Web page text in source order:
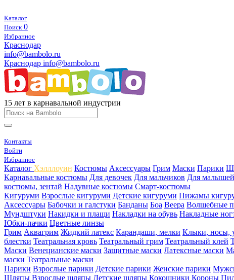
Каталог
Поиск 0
Избранное
Краснодар
info@bambolo.ru
Краснодар info@bambolo.ru
15 лет в карнавальной индустрии
Контакты
Войти
Избранное
Каталог Хэлллоуин Костюмы Аксессуары Грим Маски Парики
Карнавальные костюмы Для девочек Для мальчиков Для малышей
костюмы, зентай Надувные костюмы Смарт-костюмы
Кигуруми Взрослые кигуруми Детские кигуруми Пижамы
Аксессуары Бабочки и галстуки Банданы Боа Веера Волшебные
Мундштуки Накидки и плащи Накладки на обувь Накладные
Юбки-пачки Цветные линзы
Грим Аквагрим Жидкий латекс Карандаши, мелки Клыки, носы,
блестки Театральная кровь Театральный грим Театральный клей
Маски Венецианские маски Защитные маски Латексные маски
маски Театральные маски
Парики Взрослые парики Детские парики Женские парики
Шляпы Взрослые шляпы Детские шляпы Кокошники Короны